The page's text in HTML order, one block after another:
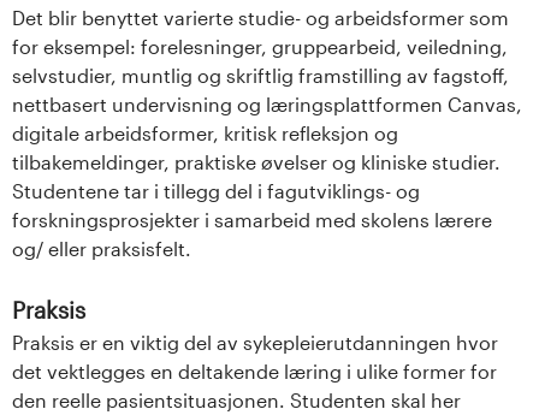
Det blir benyttet varierte studie- og arbeidsformer som
for eksempel: forelesninger, gruppearbeid, veiledning,
selvstudier, muntlig og skriftlig framstilling av fagstoff,
nettbasert undervisning og læringsplattformen Canvas,
digitale arbeidsformer, kritisk refleksjon og
tilbakemeldinger, praktiske øvelser og kliniske studier.
Studentene tar i tillegg del i fagutviklings- og
forskningsprosjekter i samarbeid med skolens lærere
og/ eller praksisfelt.
Praksis
Praksis er en viktig del av sykepleierutdanningen hvor
det vektlegges en deltakende læring i ulike former for
den reelle pasientsituasjonen. Studenten skal her